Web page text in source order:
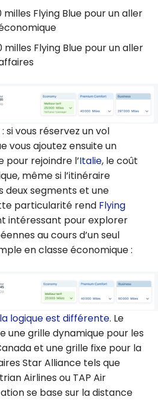
Flying Blue pour un aller
Flying Blue pour un aller
si vous réservez un vol
vous ajoutez ensuite un
pour rejoindre l’Italie, le coût
même si l’itinéraire
segments et une
particularité rend Flying
intéressant pour explorer
au cours d’un seul
en classe économique :
la logique est différente. Le
une grille dynamique pour les
et une grille fixe pour la
Star Alliance tels que
Airlines ou TAP Air
se base sur la distance